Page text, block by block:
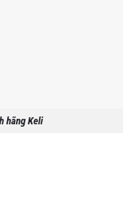
hãng Keli